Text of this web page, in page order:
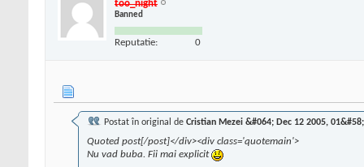
too_night
Banned
Reputatie: 0
Postat în original de Cristian Mezei &#064; Dec 12 2005,
Quoted post[/post]</div><div class='quotemain'>
Nu vad buba. Fii mai explicit